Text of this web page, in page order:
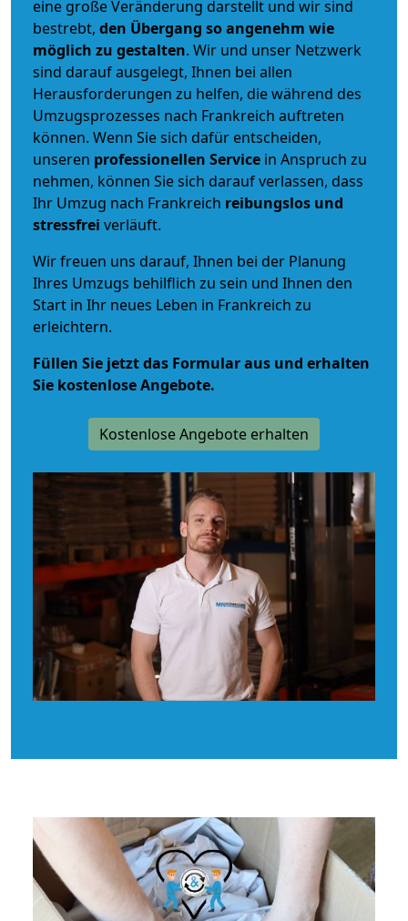
eine große Veränderung darstellt und wir sind
bestrebt, den Übergang so angenehm wie
möglich zu gestalten. Wir und unser Netzwerk
sind darauf ausgelegt, Ihnen bei allen
Herausforderungen zu helfen, die während des
Umzugsprozesses nach Frankreich auftreten
können. Wenn Sie sich dafür entscheiden,
unseren professionellen Service in Anspruch zu
nehmen, können Sie sich darauf verlassen, dass
Ihr Umzug nach Frankreich reibungslos und
stressfrei verläuft.
Wir freuen uns darauf, Ihnen bei der Planung
Ihres Umzugs behilflich zu sein und Ihnen den
Start in Ihr neues Leben in Frankreich zu
erleichtern.
Füllen Sie jetzt das Formular aus und erhalten
Sie kostenlose Angebote.
Kostenlose Angebote erhalten